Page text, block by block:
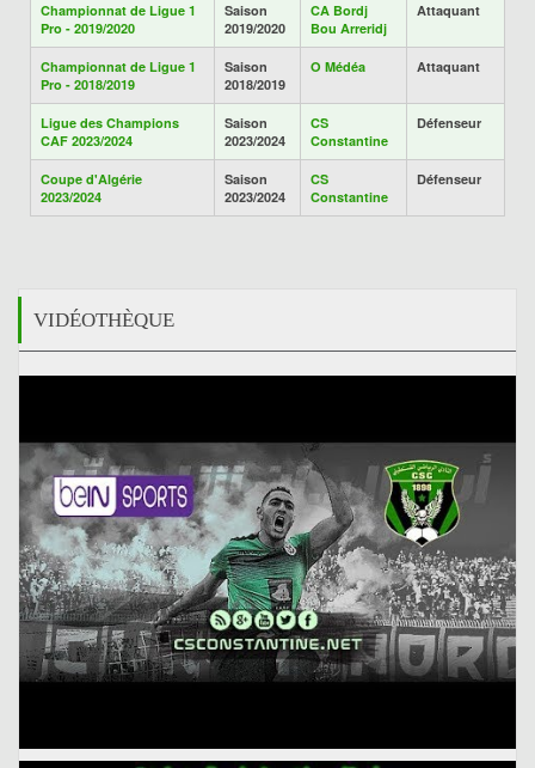
Championnat de Ligue 1
Pro - 2019/2020
Saison
2019/2020
CA Bordj
Bou Arreridj
Attaquant
Championnat de Ligue 1
Pro - 2018/2019
Saison
2018/2019
O Médéa Attaquant
Ligue des Champions
CAF 2023/2024
Saison
2023/2024
CS
Constantine
Défenseur
Coupe d'Algérie
2023/2024
Saison
2023/2024
CS
Constantine
Défenseur
VIDÉOTHÈQUE